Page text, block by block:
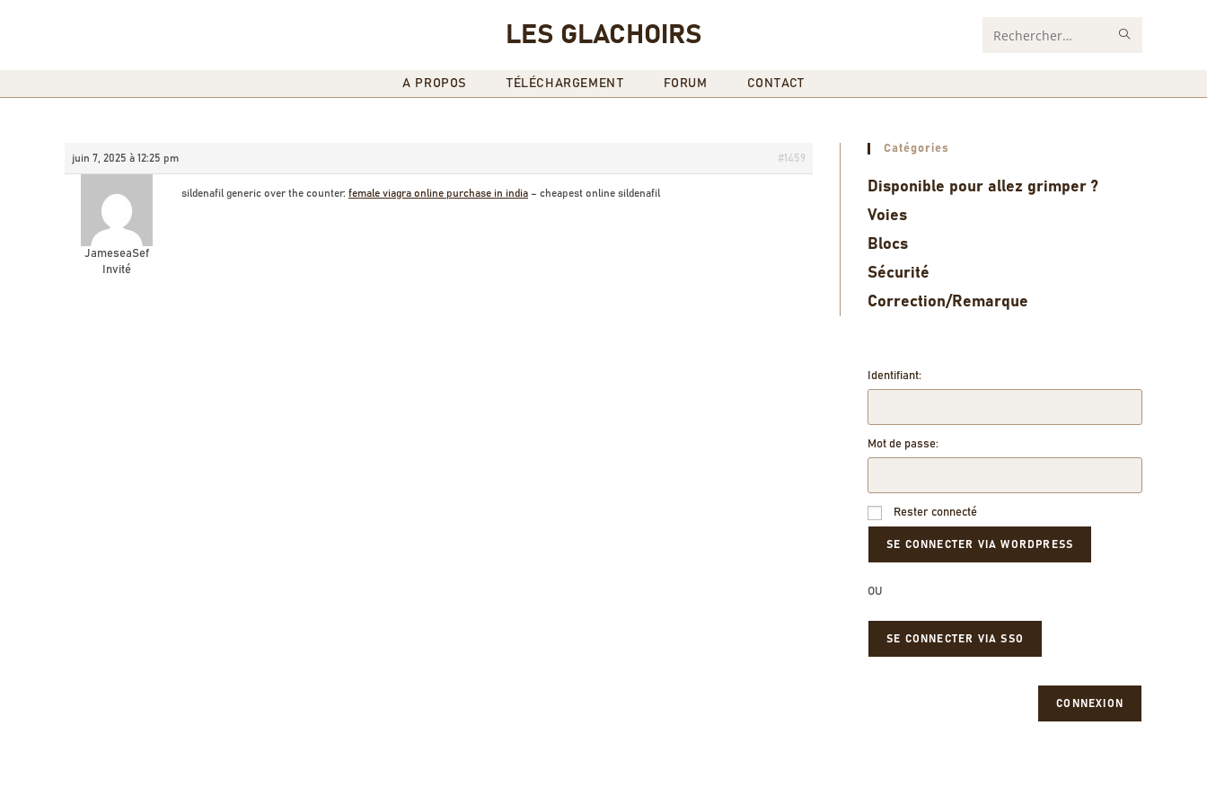
LES GLACHOIRS Rechercher
A PROPOS TÉLÉCHARGEMENT FORUM CONTACT
juin 7, 2025 à 12:25 pm #1459
JameseaSef
Invité
sildenafil generic over the counter: female viagra online purchase in india – cheapest online sildenafil
Catégories
Disponible pour allez grimper ?
Voies
Blocs
Sécurité
Correction/Remarque
Identifiant:
Mot de passe:
Rester connecté
OU
SE CONNECTER VIA SSO
CONNEXION